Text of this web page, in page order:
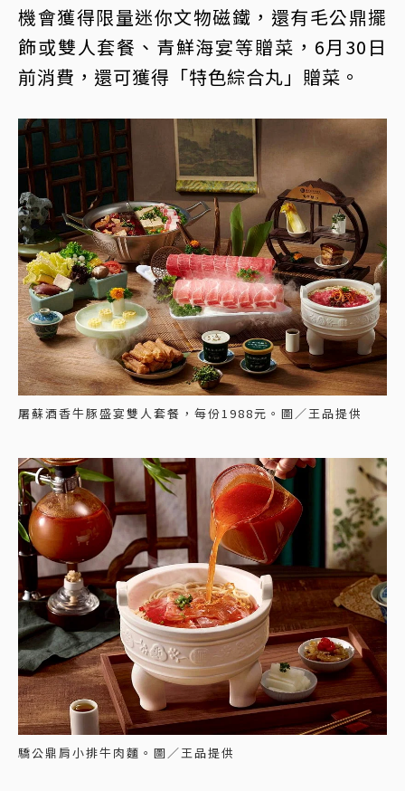
機會獲得限量迷你文物磁鐵，還有毛公鼎擺
飾或雙人套餐、青鮮海宴等贈菜，6月30日
前消費，還可獲得「特色綜合丸」贈菜。
屠蘇酒香牛豚盛宴雙人套餐，每份1988元。圖／王品提供
驕公鼎肩小排牛肉麵。圖／王品提供